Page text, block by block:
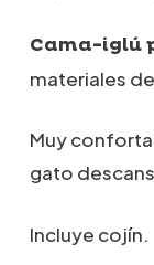
Cama-iglú
materiales
Muy
gato
Incluye cojín.